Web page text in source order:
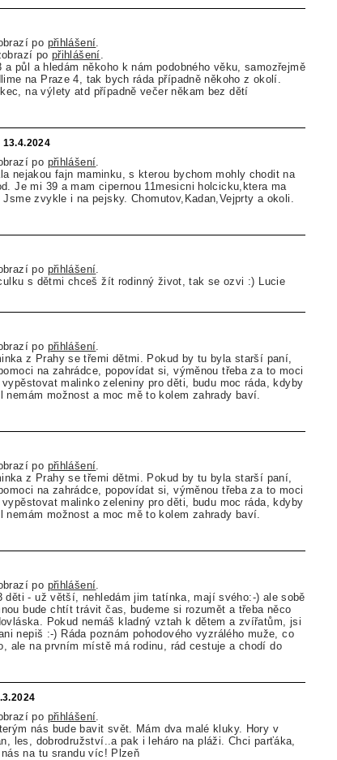
po přihlášení
po přihlášení
půl a hledám někoho k nám podobného věku, samozřejmě
na Praze 4, tak bych ráda případně někoho z okolí.
na výlety atd případně večer někam bez dětí
po přihlášení
nejakou fajn maminku, s kterou bychom mohly chodit na
Je mi 39 a mam cipernou 11mesicni holcicku,ktera ma
zvykle i na pejsky. Chomutov,Kadan,Vejprty a okoli.
po přihlášení
s dětmi chceš žít rodinný život, tak se ozvi :) Lucie
po přihlášení
z Prahy se třemi dětmi. Pokud by tu byla starší paní,
na zahrádce, popovídat si, výměnou třeba za to moci
malinko zeleniny pro děti, budu moc ráda, kdyby
nemám možnost a moc mě to kolem zahrady baví.
po přihlášení
z Prahy se třemi dětmi. Pokud by tu byla starší paní,
na zahrádce, popovídat si, výměnou třeba za to moci
malinko zeleniny pro děti, budu moc ráda, kdyby
nemám možnost a moc mě to kolem zahrady baví.
po přihlášení
děti - už větší, nehledám jim tatínka, mají svého:-) ale sobě
bude chtít trávit čas, budeme si rozumět a třeba něco
Pokud nemáš kladný vztah k dětem a zvířatům, jsi
nepiš :-) Ráda poznám pohodového vyzrálého muže, co
ale na prvním místě má rodinu, rád cestuje a chodí do
po přihlášení
nás bude bavit svět. Mám dva malé kluky. Hory v
les, dobrodružství..a pak i leháro na pláži. Chci parťáka,
na tu srandu víc! Plzeň